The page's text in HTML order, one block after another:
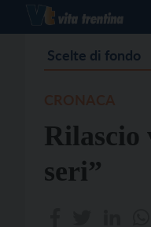
Scelte di fondo
Rilascio
seri”